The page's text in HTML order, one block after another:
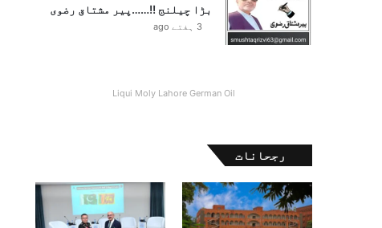
بڑا چیلنج !!……پیر مشتاق رضوی
3 ہفتے ago
Liqui Moly Lahore German Oil
رجحانات